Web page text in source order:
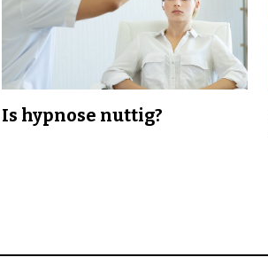
Is hypnose nuttig?